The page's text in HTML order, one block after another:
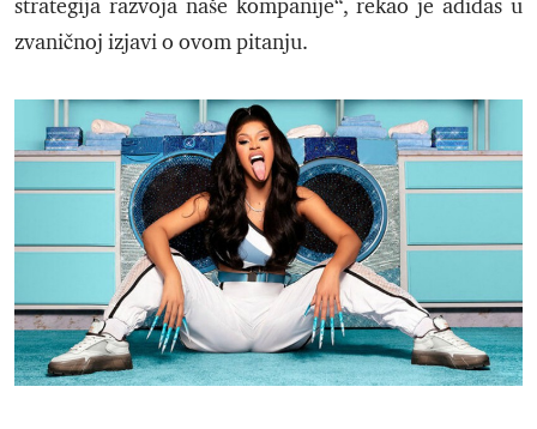
strategija razvoja naše kompanije“, rekao je adidas u
zvaničnoj izjavi o ovom pitanju.